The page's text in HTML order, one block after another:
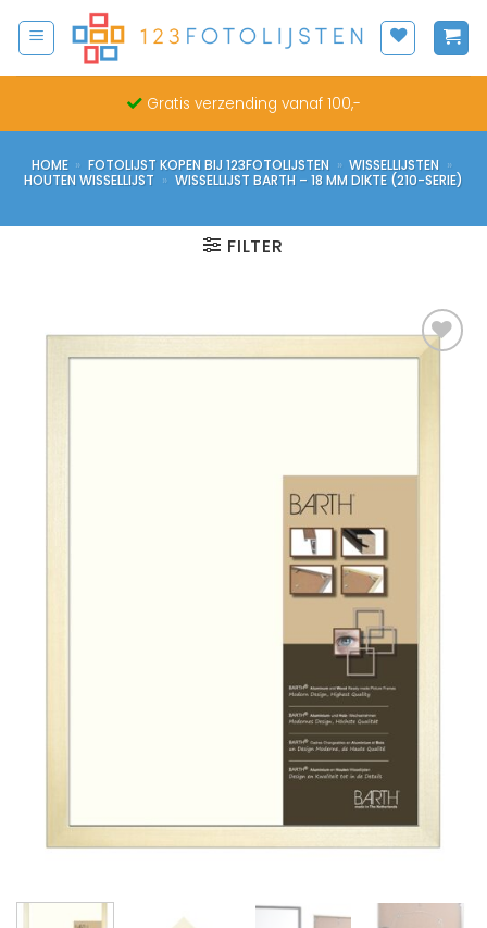
naar
Gratis verzending vanaf 100,-
HOME » FOTOLIJST KOPEN BIJ 123FOTOLIJSTEN » WISSELLIJSTEN »
HOUTEN WISSELLIJST » WISSELLIJST BARTH – 18 MM DIKTE (210-SERIE)
FILTER